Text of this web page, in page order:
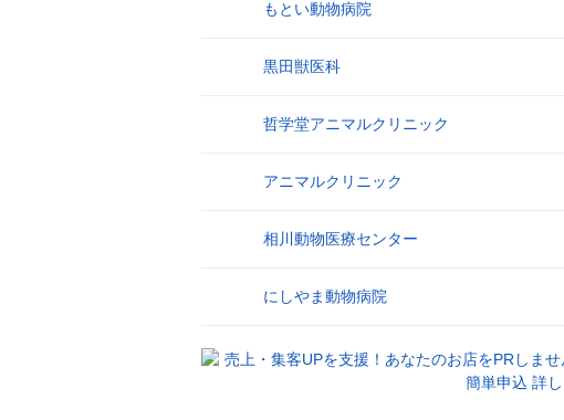
もとい動物病院
黒田獣医科
哲学堂アニマルクリニック
アニマルクリニック
相川動物医療センター
にしやま動物病院